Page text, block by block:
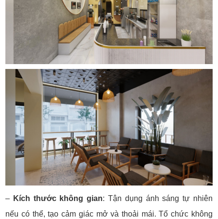
– Kích thước không gian:Tận dụng ánh sáng tự nhiên
nếu có thể, tạo cảm giác mở và thoải mái.Tổ chức không